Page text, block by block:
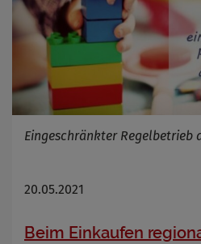
Eingeschränkter Regelbetrieb
20.05.2021
Beim Einkaufen